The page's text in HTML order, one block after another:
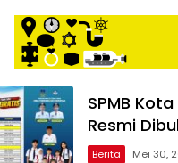
SPMB
Resmi
Berita Mei 30,